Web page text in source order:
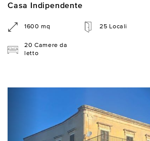
Casa Indipendente
1600 mq 25 Locali
20 Camere da
letto